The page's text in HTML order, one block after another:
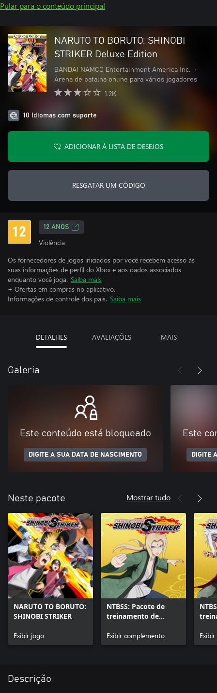
Pular para o conteúdo principal
NARUTO TO BORUTO: SHINOBI
STRIKER Deluxe Edition
BANDAI NAMCO Entertainment America Inc.
•
Arena de batalha online para vários jogadores
1.2K
10 Idiomas com suporte
ADICIONAR À LISTA DE DESEJOS
RESGATAR UM CÓDIGO
12 ANOS
Violência
Os fornecedores de jogos iniciados por você recebem acesso às
suas informações de perfil do Xbox e aos dados associados
enquanto você joga. Saiba mais
+ Ofertas em compras no aplicativo.
Informações de controle dos pais. Saiba mais
DETALHES AVALIAÇÕES MAIS
Galeria
Este conteúdo está bloqueado
DIGITE A SUA DATA DE NASCIMENTO
Este
DIGITE
Neste pacote Mostrar tudo
NARUTO TO BORUTO:
SHINOBI STRIKER
Exibir jogo
NTBSS: Pacote de
treinamento de
Tsunade
Exibir complemento
Descrição